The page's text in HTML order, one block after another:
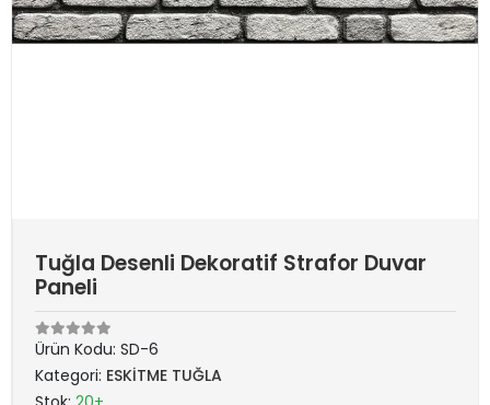
Tuğla Desenli Dekoratif Strafor Duvar
Paneli
Ürün Kodu: SD-6
Kategori: ESKİTME TUĞLA